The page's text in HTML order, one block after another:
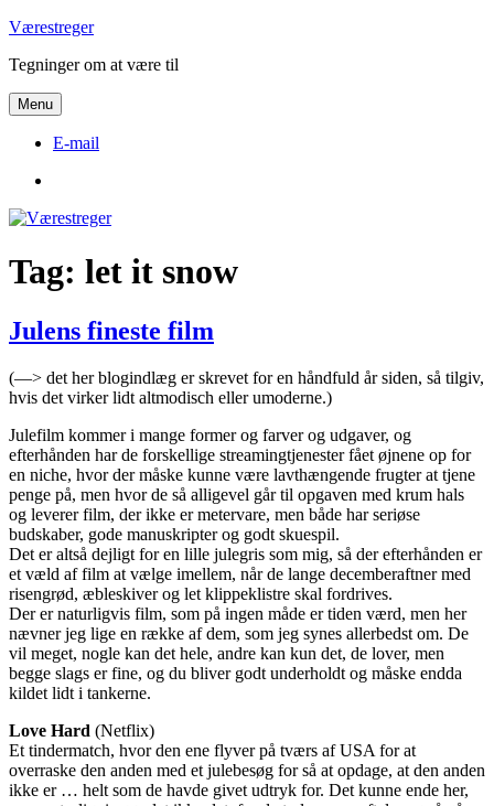
Videre
indhold
Værestreger
Tegninger om at være til
Menu
E-mail
Tag: let it snow
Julens fineste film
(—> det her blogindlæg er skrevet for en håndfuld år siden, så tilgiv,
hvis det virker lidt altmodisch eller umoderne.)
Julefilm kommer i mange former og farver og udgaver, og
efterhånden har de forskellige streamingtjenester fået øjnene op for
en niche, hvor der måske kunne være lavthængende frugter at tjene
penge på, men hvor de så alligevel går til opgaven med krum hals
og leverer film, der ikke er metervare, men både har seriøse
budskaber, gode manuskripter og godt skuespil.
Det er altså dejligt for en lille julegris som mig, så der efterhånden er
et væld af film at vælge imellem, når de lange decemberaftner med
risengrød, æbleskiver og let klippeklistre skal fordrives.
Der er naturligvis film, som på ingen måde er tiden værd, men her
nævner jeg lige en række af dem, som jeg synes allerbedst om. De
vil meget, nogle kan det hele, andre kan kun det, de lover, men
begge slags er fine, og du bliver godt underholdt og måske endda
kildet lidt i tankerne.
Love Hard (Netflix)
Et tindermatch, hvor den ene flyver på tværs af USA for at
overraske den anden med et julebesøg for så at opdage, at den anden
ikke er … helt som de havde givet udtryk for. Det kunne ende her,